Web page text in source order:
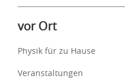
vor Ort
Physik für zu Hause
Veranstaltungen